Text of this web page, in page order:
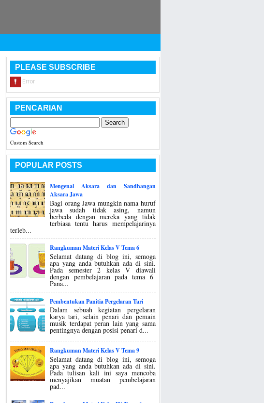
PLEASE SUBSCRIBE
PENCARIAN
Custom Search
POPULAR POSTS
Mengenal Aksara dan Sandhangan
Aksara Jawa
Bagi orang Jawa mungkin nama huruf
jawa sudah tidak asing, namun
berbeda dengan mereka yang tidak
terbiasa tentu harus mempelajarinya
terleb...
Rangkuman Materi Kelas V Tema 6
Selamat datang di blog ini, semoga
apa yang anda butuhkan ada di sini.
Pada semester 2 kelas V diawali
dengan pembelajaran pada tema 6
Pana...
Pembentukan Panitia Pergelaran Tari
Dalam sebuah kegiatan pergelaran
karya tari, selain penari dan pemain
musik terdapat peran lain yang sama
pentingnya dengan posisi penari d...
Rangkuman Materi Kelas V Tema 9
Selamat datang di blog ini, semoga
apa yang anda butuhkan ada di sini.
Pada tulisan kali ini saya mencoba
menyajikan muatan pembelajaran
pad...